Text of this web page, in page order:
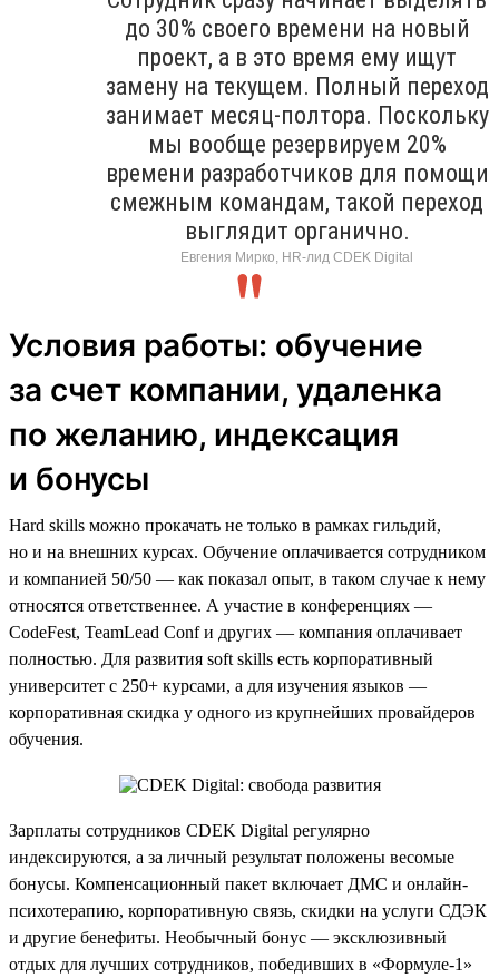
до 30% своего времени на новый
проект, а в это время ему ищут
замену на текущем. Полный переход
занимает месяц-полтора. Поскольку
мы вообще резервируем 20%
времени разработчиков для помощи
смежным командам, такой переход
выглядит органично.
Евгения Мирко, HR-лид CDEK Digital
Условия работы: обучение
за счет компании, удаленка
по желанию, индексация
и бонусы
Hard skills можно прокачать не только в рамках гильдий,
но и на внешних курсах. Обучение оплачивается сотрудником
и компанией 50/50 — как показал опыт, в таком случае к нему
относятся ответственнее. А участие в конференциях —
CodeFest, TeamLead Conf и других — компания оплачивает
полностью. Для развития soft skills есть корпоративный
университет с 250+ курсами, а для изучения языков —
корпоративная скидка у одного из крупнейших провайдеров
обучения.
Зарплаты сотрудников CDEK Digital регулярно
индексируются, а за личный результат положены весомые
бонусы. Компенсационный пакет включает ДМС и онлайн-
психотерапию, корпоративную связь, скидки на услуги СДЭК
и другие бенефиты. Необычный бонус — эксклюзивный
отдых для лучших сотрудников, победивших в «Формуле-1»